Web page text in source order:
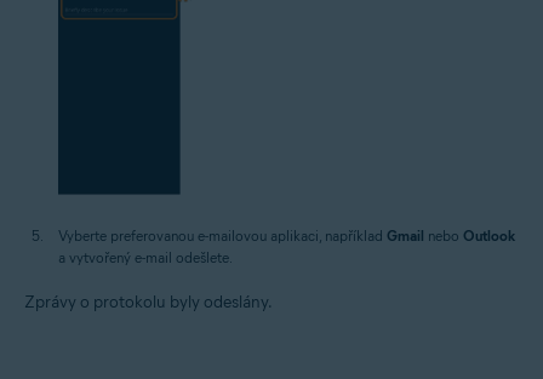
Vyberte preferovanou e-mailovou aplikaci, například Gmail nebo Outlook
a vytvořený e-mail odešlete.
Zprávy o protokolu byly odeslány.